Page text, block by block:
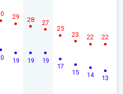
19
29
19
28
19
27
17
25
15
23
14
22
13
22